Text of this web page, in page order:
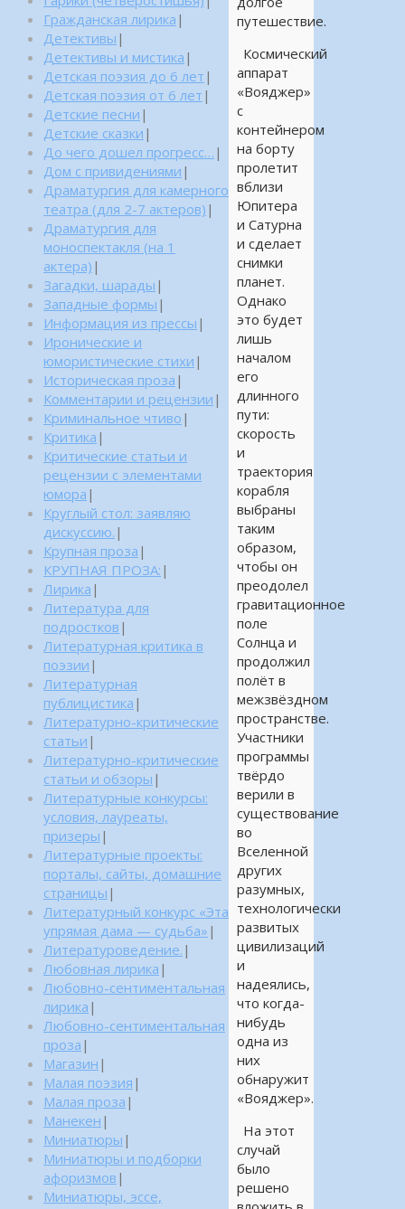
путешествие.
Космический
аппарат
«Вояджер»
с
контейнером
на борту
пролетит
вблизи
Юпитера
и Сатурна
и сделает
снимки
планет.
Однако
это будет
лишь
началом
его
длинного
пути:
скорость
и
траектория
корабля
выбраны
таким
образом,
чтобы он
преодолел
гравитационное
поле
Солнца и
продолжил
полёт в
межзвёздном
пространстве.
Участники
программы
твёрдо
верили в
существование
во
Вселенной
других
разумных,
технологически
развитых
цивилизаций
и
надеялись,
что когда-
нибудь
одна из
них
обнаружит
«Вояджер».
На этот
случай
было
решено
Гражданская лирика |
Детективы |
Детективы и мистика |
Детская поэзия до 6 лет |
Детская поэзия от 6 лет |
Детские песни |
Детские сказки |
До чего дошел прогресс… |
Дом с привидениями |
Драматургия для камерного
театра (для 2-7 актеров) |
Драматургия для
моноспектакля (на 1
актера) |
Загадки, шарады |
Западные формы |
Информация из прессы |
Иронические и
юмористические стихи |
Историческая проза |
Комментарии и рецензии |
Криминальное чтиво |
Критика |
Критические статьи и
рецензии с элементами
юмора |
Круглый стол: заявляю
дискуссию. |
Крупная проза |
КРУПНАЯ ПРОЗА: |
Лирика |
Литература для
подростков |
Литературная критика в
поэзии |
Литературная
публицистика |
Литературно-критические
статьи |
Литературно-критические
статьи и обзоры |
Литературные конкурсы:
условия, лауреаты,
призеры |
Литературные проекты:
порталы, сайты, домашние
страницы |
Литературный конкурс «Эта
упрямая дама — судьба» |
Литературоведение. |
Любовная лирика |
Любовно-сентиментальная
лирика |
Любовно-сентиментальная
проза |
Магазин |
Малая поэзия |
Малая проза |
Манекен |
Миниатюры |
Миниатюры и подборки
афоризмов |
Миниатюры, эссе,